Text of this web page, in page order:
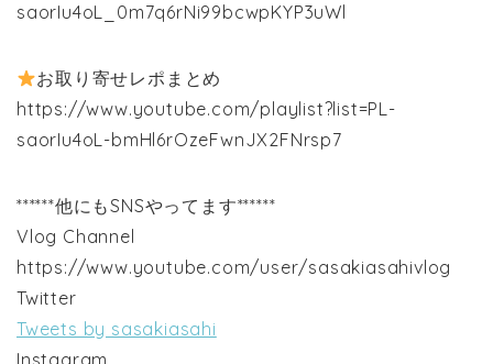
saorIu4oL_0m7q6rNi99bcwpKYP3uWl
お取り寄せレポまとめ
https://www.youtube.com/playlist?list=PL-
saorIu4oL-bmHl6rOzeFwnJX2FNrsp7
******他にもSNSやってます******
Vlog Channel
https://www.youtube.com/user/sasakiasahivlog
Twitter
Tweets by sasakiasahi